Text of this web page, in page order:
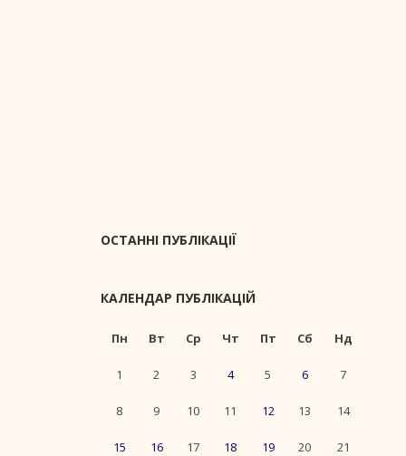
ОСТАННІ ПУБЛІКАЦІЇ
КАЛЕНДАР ПУБЛІКАЦІЙ
Пн Вт Ср Чт Пт Сб Нд
1 2 3 4 5 6 7
8 9 10 11 12 13 14
15 16 17 18 19 20 21